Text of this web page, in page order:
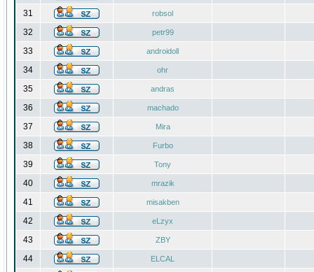
31 robsol
32 petr99
33 androidoll
34 ohr
35 andras
36 machado
37 Mira
38 Furbo
39 Tony
40 mrazik
41 misakben
42 eLzyx
43 ZBY
44 ELCAL